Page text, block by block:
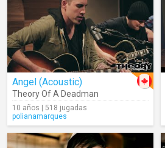
Angel (Acoustic)
Theory Of A Deadman
10 años | 518 jugadas
polianamarques